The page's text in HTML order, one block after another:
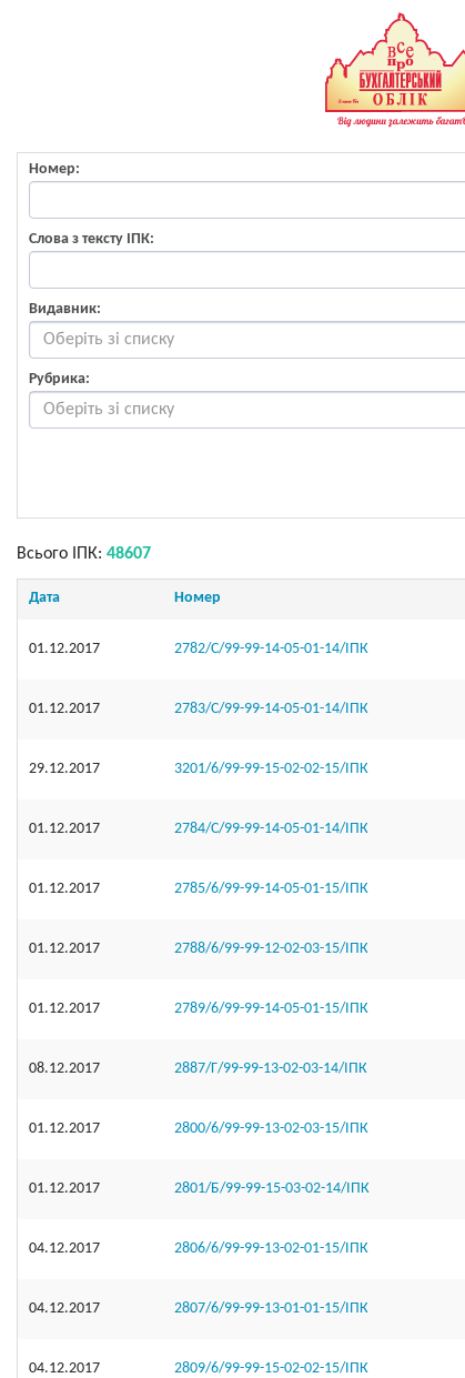
Номер:
Слова з тексту ІПК:
Видавник:
Рубрика:
Всього ІПК: 48607
Дата Номер
01.12.2017 2782/С/99-99-14-05-01-14/ІПК
01.12.2017 2783/С/99-99-14-05-01-14/ІПК
29.12.2017 3201/6/99-99-15-02-02-15/ІПК
01.12.2017 2784/С/99-99-14-05-01-14/ІПК
01.12.2017 2785/6/99-99-14-05-01-15/ІПК
01.12.2017 2788/6/99-99-12-02-03-15/ІПК
01.12.2017 2789/6/99-99-14-05-01-15/ІПК
08.12.2017 2887/Г/99-99-13-02-03-14/ІПК
01.12.2017 2800/6/99-99-13-02-03-15/ІПК
01.12.2017 2801/Б/99-99-15-03-02-14/ІПК
04.12.2017 2806/6/99-99-13-02-01-15/ІПК
04.12.2017 2807/6/99-99-13-01-01-15/ІПК
04.12.2017 2809/6/99-99-15-02-02-15/ІПК